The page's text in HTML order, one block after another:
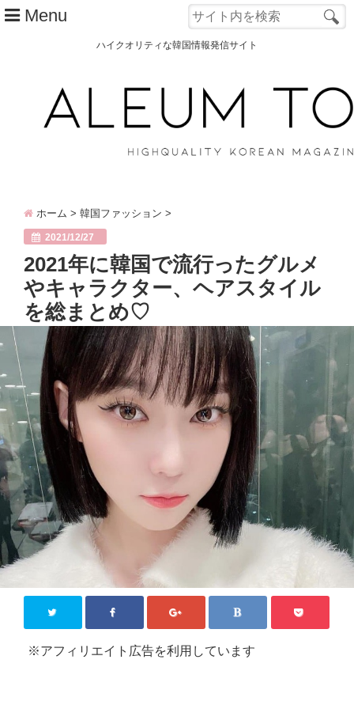
Menu
ALEUM TOWNとは？
韓国旅行
韓国 美容
オルチャン
KPOP【韓国芸能】
新大久保
その他
お問い合わせ
Close
ハイクオリティな韓国情報発信サイト
ホーム > 韓国ファッション >
2021/12/27
2021年に韓国で流行ったグルメ
やキャラクター、ヘアスタイル
を総まとめ♡
※アフィリエイト広告を利用しています